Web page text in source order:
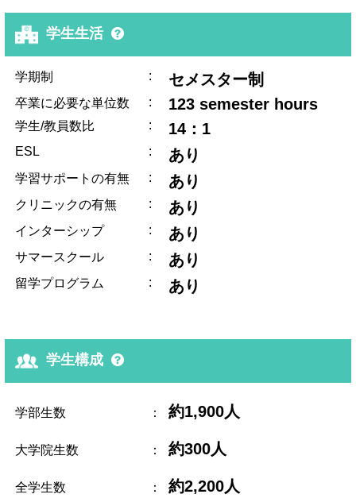
学生生活
学期制 : セメスター制
卒業に必要な単位数 : 123 semester hours
学生/教員数比 : 14：1
ESL : あり
学習サポートの有無 : あり
クリニックの有無 : あり
インターシップ : あり
サマースクール : あり
留学プログラム : あり
学生構成
学部生数 ： 約1,900人
大学院生数 ： 約300人
全学生数 ： 約2,200人